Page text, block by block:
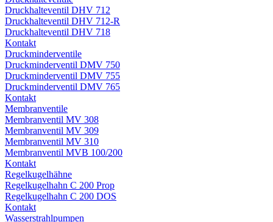
Druckhalteventil DHV 712
Druckhalteventil DHV 712-R
Druckhalteventil DHV 718
Kontakt
Druckminderventile
Druckminderventil DMV 750
Druckminderventil DMV 755
Druckminderventil DMV 765
Kontakt
Membranventile
Membranventil MV 308
Membranventil MV 309
Membranventil MV 310
Membranventil MVB 100/200
Kontakt
Regelkugelhähne
Regelkugelhahn C 200 Prop
Regelkugelhahn C 200 DOS
Kontakt
Wasserstrahlpumpen